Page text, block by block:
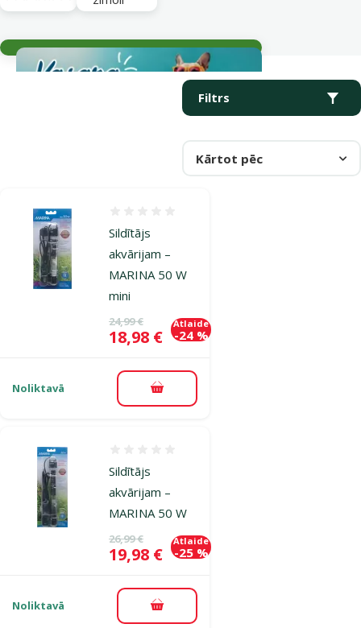
Filtrs
Kārtot pēc
Produkti kategorijā Termoregulatori akvārijam
Sildītājs
akvārijam –
MARINA 50 W
mini
Oriģinālā cena
24,99 €
Cena
18,98 €
Atlaide
-24 %
Noliktavā Pievienot grozam
Sildītājs
akvārijam –
MARINA 50 W
Oriģinālā cena
26,99 €
Cena
19,98 €
Atlaide
-25 %
Noliktavā Pievienot grozam